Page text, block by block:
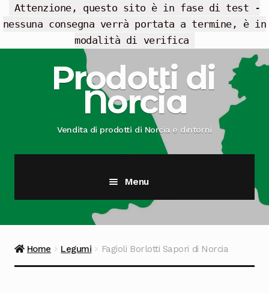
Attenzione, questo sito è in fase di test -
nessuna consegna verrà portata a termine, è in
modalità di verifica
navigazione
contenutoProdotti di
Norcia
Vendita di prodotti di Norcia e dintorni
Menu
Salumi
Home Legumi Fagioli Borlotti Sapori di Norcia